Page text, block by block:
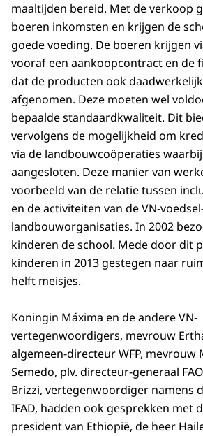
maaltijden bereid. Met de verkoop
boeren inkomsten en krijgen de
goede voeding. De boeren krijgen
vooraf een aankoopcontract en de
dat de producten ook
afgenomen. Deze moeten wel
bepaalde standaardkwaliteit. Dit
vervolgens de mogelijkheid om
via de landbouwcoöperaties
aangesloten. Deze manier van
voorbeeld van de relatie tussen
en de activiteiten van de VN-
landbouworganisaties. In 2002
kinderen de school. Mede door dit
kinderen in 2013 gestegen naar
helft meisjes.
Koningin Máxima en de andere VN-
vertegenwoordigers, mevrouw
algemeen-directeur WFP, mevrouw
Semedo, plv. directeur-generaal
Brizzi, vertegenwoordiger namens
IFAD, hadden ook gesprekken met
president van Ethiopië, de heer